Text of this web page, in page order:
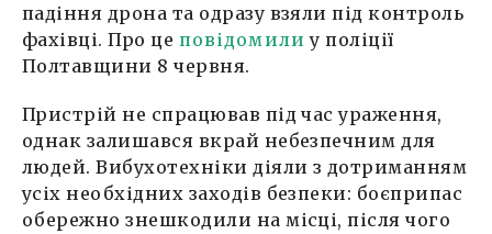
падіння дрона та одразу взяли під контроль
фахівці. Про це повідомили у поліції
Полтавщини 8 червня.
Пристрій не спрацював під час ураження,
однак залишався вкрай небезпечним для
людей. Вибухотехніки діяли з дотриманням
усіх необхідних заходів безпеки: боєприпас
обережно знешкодили на місці, після чого